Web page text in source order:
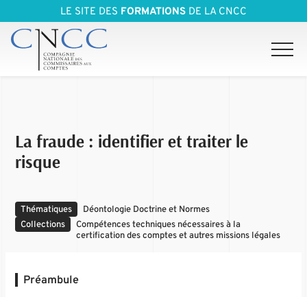
LE SITE DES FORMATIONS DE LA CNCC
La fraude : identifier et traiter le
risque
Thématiques
Déontologie Doctrine et Normes
Collections
Compétences techniques nécessaires à la
certification des comptes et autres missions légales
Préambule